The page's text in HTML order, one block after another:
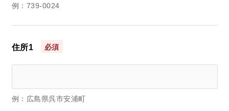
例：739-0024
住所1 必須
例：広島県呉市安浦町